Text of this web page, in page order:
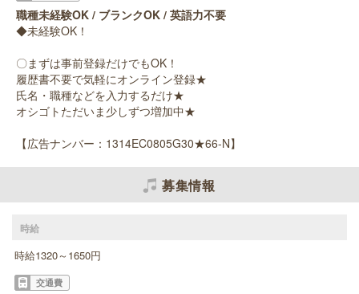
職種未経験OK / ブランクOK / 英語力不要
◆未経験OK！
〇まずは事前登録だけでもOK！
履歴書不要で気軽にオンライン登録★
氏名・職種などを入力するだけ★
オシゴトただいま少しずつ増加中★
【広告ナンバー：1314EC0805G30★66-N】
募集情報
時給
時給1320～1650円
交通費